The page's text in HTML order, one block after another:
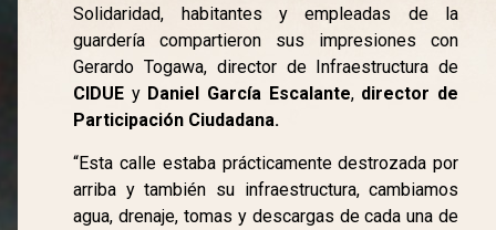
Solidaridad, habitantes y empleadas de la
guardería compartieron sus impresiones con
Gerardo Togawa, director de Infraestructura de
CIDUE y Daniel García Escalante, director de
Participación Ciudadana.
“Esta calle estaba prácticamente destrozada por
arriba y también su infraestructura, cambiamos
agua, drenaje, tomas y descargas de cada una de